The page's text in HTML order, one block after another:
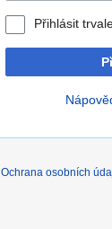
Přihlásit
Ochrana osobních